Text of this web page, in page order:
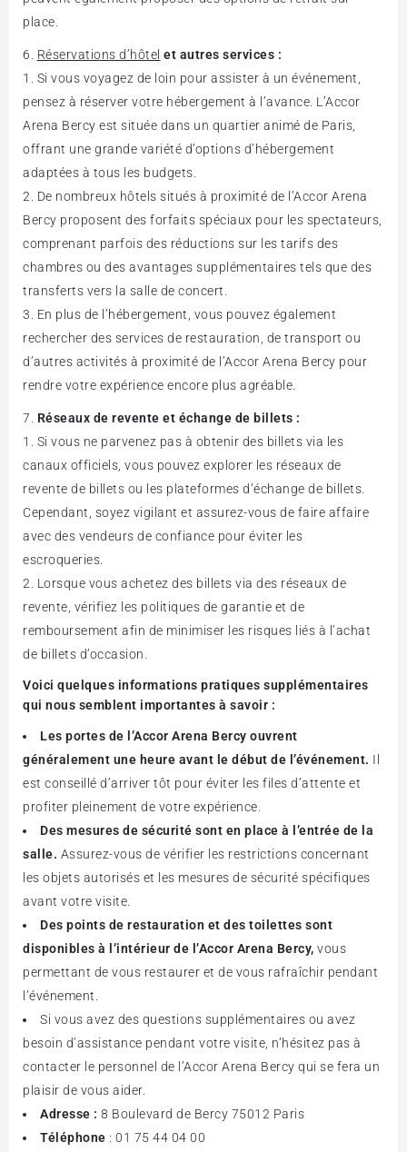
place.
Réservations d’hôtel et autres services :
Si vous voyagez de loin pour assister à un événement,
pensez à réserver votre hébergement à l’avance. L’Accor
Arena Bercy est située dans un quartier animé de Paris,
offrant une grande variété d’options d’hébergement
adaptées à tous les budgets.
De nombreux hôtels situés à proximité de l’Accor Arena
Bercy proposent des forfaits spéciaux pour les spectateurs,
comprenant parfois des réductions sur les tarifs des
chambres ou des avantages supplémentaires tels que des
transferts vers la salle de concert.
En plus de l’hébergement, vous pouvez également
rechercher des services de restauration, de transport ou
d’autres activités à proximité de l’Accor Arena Bercy pour
rendre votre expérience encore plus agréable.
Réseaux de revente et échange de billets :
Si vous ne parvenez pas à obtenir des billets via les
canaux officiels, vous pouvez explorer les réseaux de
revente de billets ou les plateformes d’échange de billets.
Cependant, soyez vigilant et assurez-vous de faire affaire
avec des vendeurs de confiance pour éviter les
escroqueries.
Lorsque vous achetez des billets via des réseaux de
revente, vérifiez les politiques de garantie et de
remboursement afin de minimiser les risques liés à l’achat
de billets d’occasion.
Voici quelques informations pratiques supplémentaires
qui nous semblent importantes à savoir :
Les portes de l’Accor Arena Bercy ouvrent
généralement une heure avant le début de l’événement. Il
est conseillé d’arriver tôt pour éviter les files d’attente et
profiter pleinement de votre expérience.
Des mesures de sécurité sont en place à l’entrée de la
salle. Assurez-vous de vérifier les restrictions concernant
les objets autorisés et les mesures de sécurité spécifiques
avant votre visite.
Des points de restauration et des toilettes sont
disponibles à l’intérieur de l’Accor Arena Bercy, vous
permettant de vous restaurer et de vous rafraîchir pendant
l’événement.
Si vous avez des questions supplémentaires ou avez
besoin d’assistance pendant votre visite, n’hésitez pas à
contacter le personnel de l’Accor Arena Bercy qui se fera un
plaisir de vous aider.
Adresse : 8 Boulevard de Bercy 75012 Paris
Téléphone : 01 75 44 04 00